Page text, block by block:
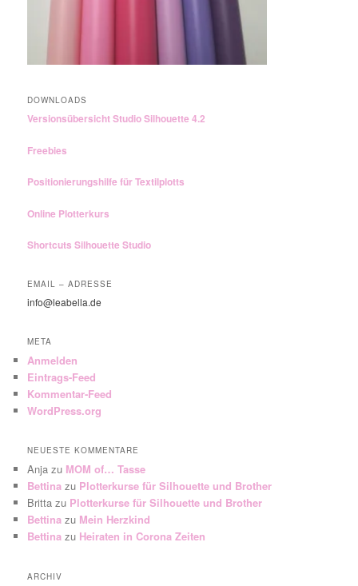
DOWNLOADS
Versionsübersicht Studio Silhouette 4.2
Freebies
Positionierungshilfe für Textilplotts
Online Plotterkurs
Shortcuts Silhouette Studio
EMAIL – ADRESSE
info@leabella.de
META
Anmelden
Eintrags-Feed
Kommentar-Feed
WordPress.org
NEUESTE KOMMENTARE
Anja zu MOM of… Tasse
Bettina zu Plotterkurse für Silhouette und Brother
Britta zu Plotterkurse für Silhouette und Brother
Bettina zu Mein Herzkind
Bettina zu Heiraten in Corona Zeiten
ARCHIV